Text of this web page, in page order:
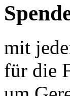
mit
für die